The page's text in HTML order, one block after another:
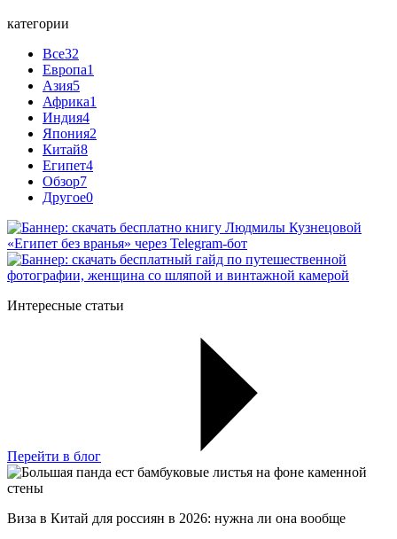
категории
Все32
Европа1
Азия5
Африка1
Индия4
Япония2
Китай8
Египет4
Обзор7
Другое0
Интересные статьи
Перейти в блог
Виза в Китай для россиян в 2026: нужна ли она вообще